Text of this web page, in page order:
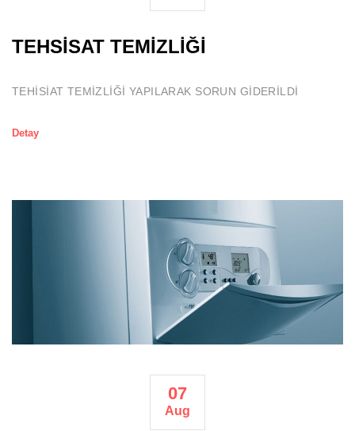
TEHSİSAT TEMİZLİĞİ
TEHİSİAT TEMİZLİĞİ YAPILARAK SORUN GİDERİLDİ
Detay
07
Aug